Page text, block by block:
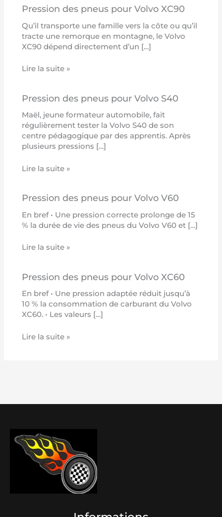
Pression des pneus pour Volvo XC90
Qu’il transporte une famille vers la côte ou qu’il
tracte une remorque en montagne, le Volvo
XC90 dépend directement d’un […]
Lire la suite »
Pression des pneus pour Volvo S40
Maël, jeune formateur automobile, fait
régulièrement tester la Volvo S40 de son
centre pédagogique par des apprentis. Après
plusieurs pressions […]
Lire la suite »
Pression des pneus pour Volvo V60
En bref • Une pression correcte prolonge de 15
% la durée de vie des pneus du Volvo V60 et […]
Lire la suite »
Pression des pneus pour Volvo XC60
En bref • Une pression adaptée réduit jusqu’à
10 % la consommation de carburant du Volvo
XC60. • Les valeurs […]
Lire la suite »